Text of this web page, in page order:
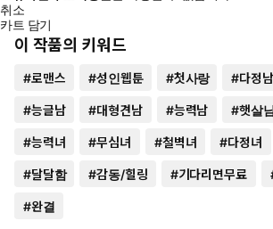
취소
카트 담기
이 작품의 키워드
#로맨스 #성인웹툰 #첫사랑 #다정남
#능글남 #대형견남 #능력남 #햇살남
#능력녀 #무심녀 #철벽녀 #다정녀
#달달함 #감동/힐링 #기다리면무료
#완결